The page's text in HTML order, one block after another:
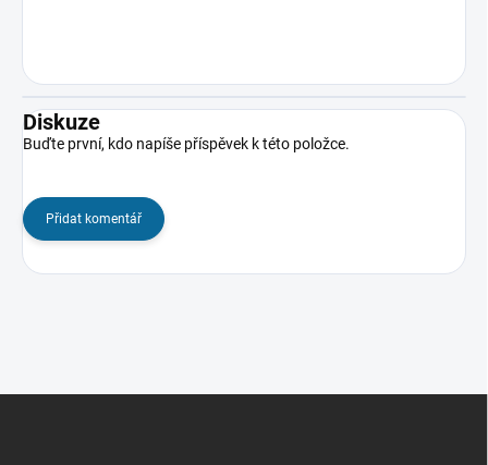
Diskuze
Buďte první, kdo napíše příspěvek k této položce.
Přidat komentář